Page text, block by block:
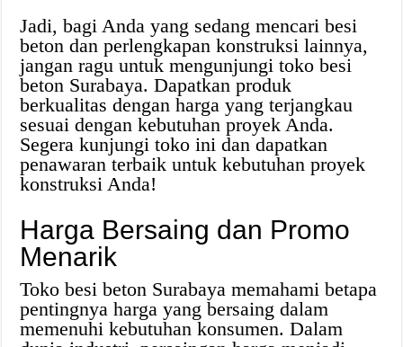
Jadi, bagi Anda yang sedang mencari besi
beton dan perlengkapan konstruksi lainnya,
jangan ragu untuk mengunjungi toko besi
beton Surabaya. Dapatkan produk
berkualitas dengan harga yang terjangkau
sesuai dengan kebutuhan proyek Anda.
Segera kunjungi toko ini dan dapatkan
penawaran terbaik untuk kebutuhan proyek
konstruksi Anda!
Harga Bersaing dan Promo
Menarik
Toko besi beton Surabaya memahami betapa
pentingnya harga yang bersaing dalam
memenuhi kebutuhan konsumen. Dalam